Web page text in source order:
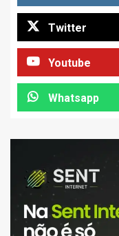
Twitter
Youtube
Whatsapp